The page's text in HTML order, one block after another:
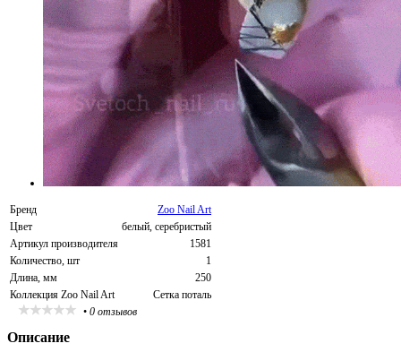
Бренд
Zoo Nail Art
Цвет
белый, серебристый
Артикул производителя
1581
Количество, шт
1
Длина, мм
250
Коллекция Zoo Nail Art
Сетка поталь
• 0 отзывов
Описание